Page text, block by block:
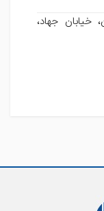
خیابان جهاد،